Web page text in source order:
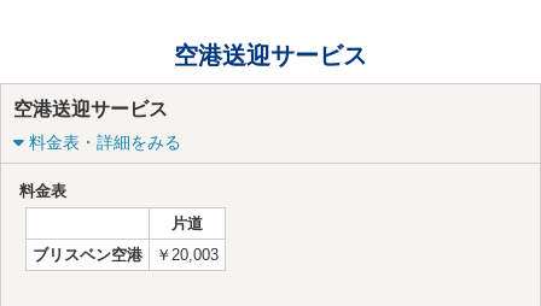
空港送迎サービス
空港送迎サービス
料金表・詳細をみる
料金表
片道
ブリスベン空港
￥20,003